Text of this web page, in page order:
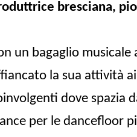
bresciana,
un bagaglio
la sua attività
dove spazia
per le dancefloor